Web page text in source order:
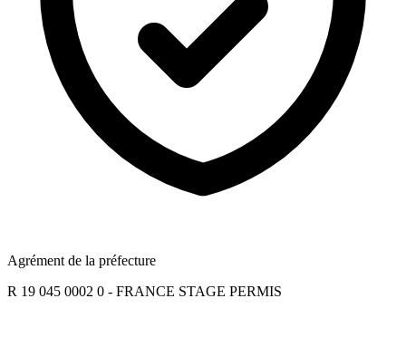
Agrément de la préfecture
R 19 045 0002 0 - FRANCE STAGE PERMIS